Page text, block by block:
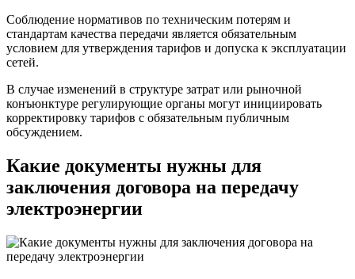
Соблюдение нормативов по техническим потерям и
стандартам качества передачи является обязательным
условием для утверждения тарифов и допуска к эксплуатации
сетей.
В случае изменений в структуре затрат или рыночной
конъюнктуре регулирующие органы могут инициировать
корректировку тарифов с обязательным публичным
обсуждением.
Какие документы нужны для
заключения договора на передачу
электроэнергии